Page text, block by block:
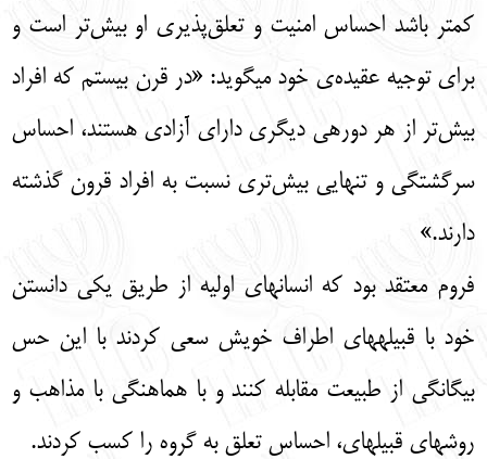
کمتر باشد احساس امنیت و تعلق‌پذیری او بیش‌تر است و
برای توجیه عقیده‌ی خود میگوید: «در قرن بیستم که افراد
بیش‌تر از هر دورهی دیگری دارای آزادی هستند، احساس
سرگشتگی و تنهایی بیش‌تری نسبت به افراد قرون گذشته
دارند.»
فروم معتقد بود که انسانهای اولیه از طریق یکی دانستن
خود با قبیلههای اطراف خویش سعی کردند با این حس
بیگانگی از طبیعت مقابله کنند و با هماهنگی با مذاهب و
روشهای قبیلهای، احساس تعلق به گروه را کسب کردند.